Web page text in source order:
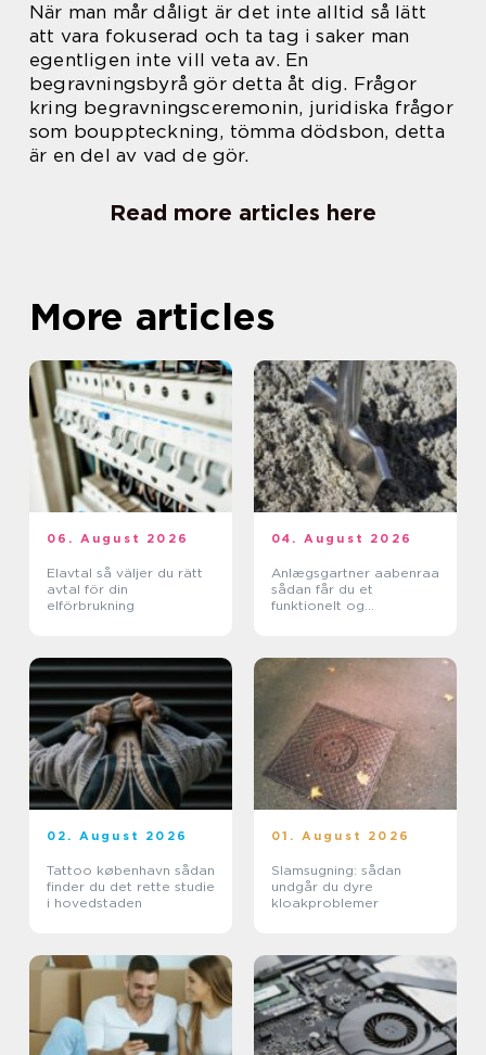
När man mår dåligt är det inte alltid så lätt
att vara fokuserad och ta tag i saker man
egentligen inte vill veta av. En
begravningsbyrå gör detta åt dig. Frågor
kring begravningsceremonin, juridiska frågor
som bouppteckning, tömma dödsbon, detta
är en del av vad de gör.
Read more articles here
More articles
06. August 2026
Elavtal så väljer du rätt
avtal för din
elförbrukning
04. August 2026
Anlægsgartner aabenraa
sådan får du et
funktionelt og
02. August 2026
Tattoo københavn sådan
finder du det rette studie
i hovedstaden
01. August 2026
Slamsugning: sådan
undgår du dyre
kloakproblemer